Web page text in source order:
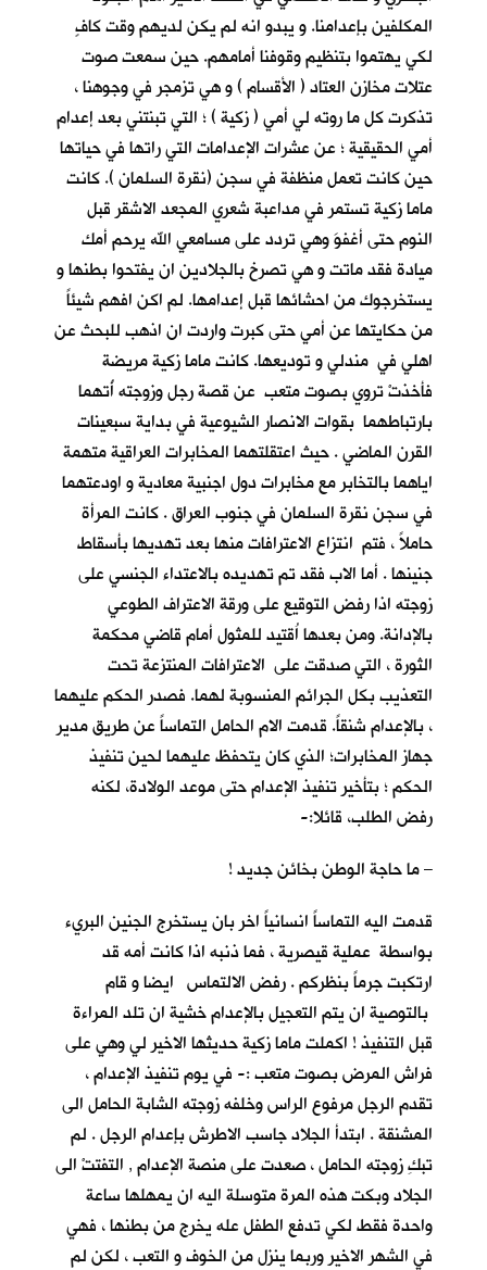
المكلفين بإعدامنا. و يبدو انه لم يكن لديهم وقت كافٍ
لكي يهتموا بتنظيم وقوفنا أمامهم. حين سمعت صوت
عتلات مخازن العتاد ( الأقسام ) و هي تزمجر في وجوهنا ،
تذكرت كل ما روته لي أمي ( زكية ) ؛ التي تبنتني بعد إعدام
أمي الحقيقية ؛ عن عشرات الإعدامات التي راتها في حياتها
حين كانت تعمل منظفة في سجن (نقرة السلمان ). كانت
ماما زكية تستمر في مداعبة شعري المجعد الاشقر قبل
النوم حتى أغفوَ وهي تردد على مسامعي الله يرحم أمك
ميادة فقد ماتت و هي تصرخ بالجلادين ان يفتحوا بطنها و
يستخرجوك من احشائها قبل إعدامها. لم اكن افهم شيئاً
من حكايتها عن أمي حتى كبرت واردت ان اذهب للبحث عن
اهلي في مندلي و توديعها. كانت ماما زكية مريضة
فأخذتْ تروي بصوت متعب عن قصة رجل وزوجته أُتهما
بارتباطهما بقوات الانصار الشيوعية في بداية سبعينات
القرن الماضي . حيث اعتقلتهما المخابرات العراقية متهمة
اياهما بالتخابر مع مخابرات دول اجنبية معادية و اودعتهما
في سجن نقرة السلمان في جنوب العراق . كانت المرأة
حاملاً ، فتم انتزاع الاعترافات منها بعد تهديها بأسقاط
جنينها . أما الاب فقد تم تهديده بالاعتداء الجنسي على
زوجته اذا رفض التوقيع على ورقة الاعتراف الطوعي
بالإدانة. ومن بعدها اُقتيد للمثول أمام قاضي محكمة
الثورة ، التي صدقت على الاعترافات المنتزعة تحت
التعذيب بكل الجرائم المنسوبة لهما. فصدر الحكم عليهما
، بالإعدام شنقاً. قدمت الام الحامل التماساً عن طريق مدير
جهاز المخابرات؛ الذي كان يتحفظ عليهما لحين تنفيذ
الحكم ؛ بتأخير تنفيذ الإعدام حتى موعد الولادة، لكنه
رفض الطلب، قائلا:-
– ما حاجة الوطن بخائن جديد !
قدمت اليه التماساً انسانياً اخر بان يستخرج الجنين البريء
بواسطة عملية قيصرية ، فما ذنبه اذا كانت أمه قد
ارتكبت جرماً بنظركم . رفض الالتماس ايضا و قام
بالتوصية ان يتم التعجيل بالإعدام خشية ان تلد المراءة
قبل التنفيذ ! اكملت ماما زكية حديثها الاخير لي وهي على
فراش المرض بصوت متعب :- في يوم تنفيذ الإعدام ،
تقدم الرجل مرفوع الراس وخلفه زوجته الشابة الحامل الى
المشنقة . ابتدأ الجلاد جاسب الاطرش بإعدام الرجل . لم
تبكِ زوجته الحامل ، صعدت على منصة الإعدام , التفتتْ الى
الجلاد وبكت هذه المرة متوسلة اليه ان يمهلها ساعة
واحدة فقط لكي تدفع الطفل عله يخرج من بطنها ، فهي
في الشهر الاخير وربما ينزل من الخوف و التعب ، لكن لم